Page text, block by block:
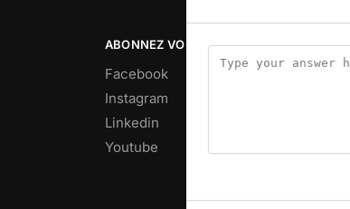
ABONNEZ VOUS
Facebook
Instagram
Linkedin
Youtube